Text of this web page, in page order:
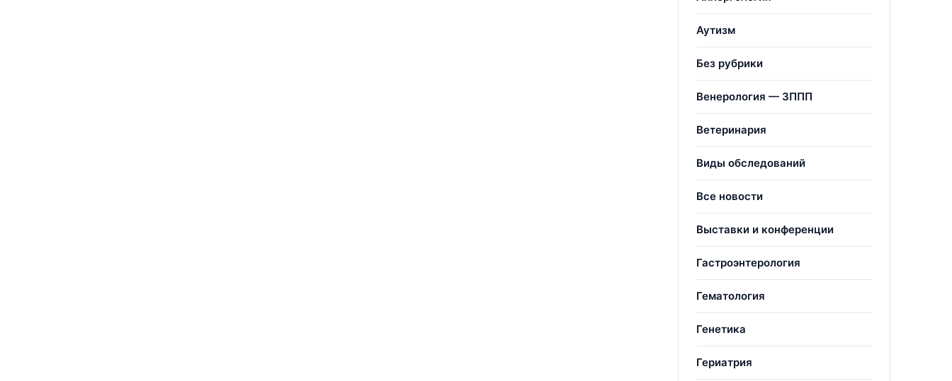
Аутизм
Без рубрики
Венерология — ЗППП
Ветеринария
Виды обследований
Все новости
Выставки и конференции
Гастроэнтерология
Гематология
Генетика
Гериатрия